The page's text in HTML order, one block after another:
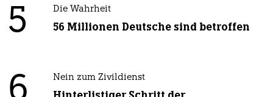
5 Die Wahrheit
56 Millionen Deutsche sind betroffen
Nein zum Zivildienst